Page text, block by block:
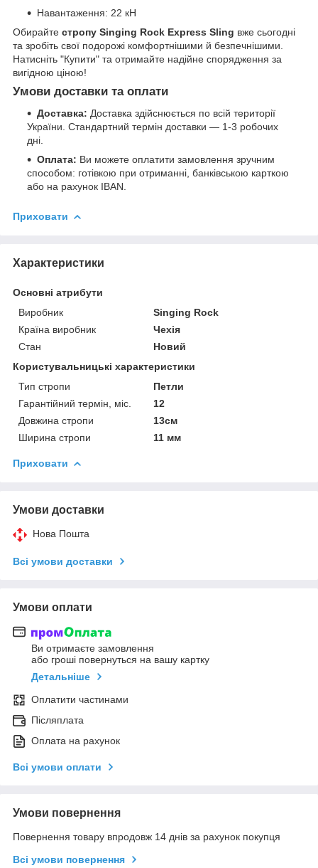
Навантаження: 22 кН
Обирайте стропу Singing Rock Express Sling вже сьогодні
та зробіть свої подорожі комфортнішими й безпечнішими.
Натисніть "Купити" та отримайте надійне спорядження за
вигідною ціною!
Умови доставки та оплати
Доставка: Доставка здійснюється по всій території
України. Стандартний термін доставки — 1-3 робочих
дні.
Оплата: Ви можете оплатити замовлення зручним
способом: готівкою при отриманні, банківською карткою
або на рахунок IBAN.
Приховати
Характеристики
Основні атрибути
Виробник
Singing Rock
Країна виробник
Чехія
Стан
Новий
Користувальницькі характеристики
Тип стропи
Петли
Гарантійний термін, міс.
12
Довжина стропи
13см
Ширина стропи
11 мм
Приховати
Умови доставки
Нова Пошта
Всі умови доставки
Умови оплати
Ви отримаєте замовлення
або гроші повернуться на вашу картку
Детальніше
Оплатити частинами
Післяплата
Оплата на рахунок
Всі умови оплати
Умови повернення
Повернення товару впродовж 14 днів за рахунок покупця
Всі умови повернення